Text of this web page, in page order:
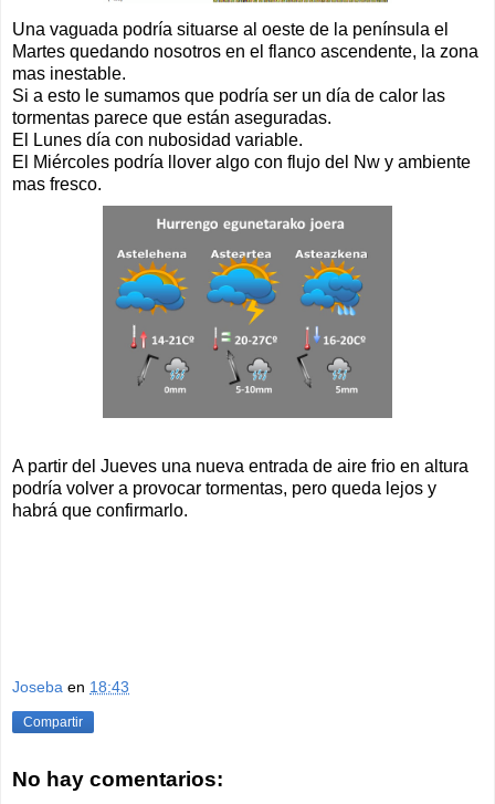
Una vaguada podría situarse al oeste de la península el
Martes quedando nosotros en el flanco ascendente, la zona
mas inestable.
Si a esto le sumamos que podría ser un día de calor las
tormentas parece que están aseguradas.
El Lunes día con nubosidad variable.
El Miércoles podría llover algo con flujo del Nw y ambiente
mas fresco.
A partir del Jueves una nueva entrada de aire frio en altura
podría volver a provocar tormentas, pero queda lejos y
habrá que confirmarlo.
Joseba en 18:43
Compartir
No hay comentarios: